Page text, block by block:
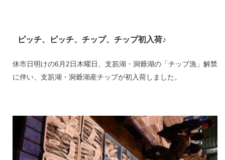
ピッチ、ピッチ、チップ、チップ初入荷♪
休市日明けの6月2日木曜日、支笏湖・洞爺湖の「チップ漁」解禁
に伴い、支笏湖・洞爺湖産チップが初入荷しました。